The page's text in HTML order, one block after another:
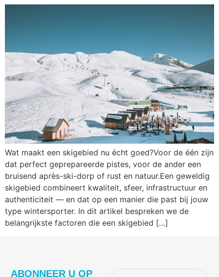
Wat maakt een skigebied nu écht goed?Voor de één zijn
dat perfect geprepareerde pistes, voor de ander een
bruisend après-ski-dorp of rust en natuur.Een geweldig
skigebied combineert kwaliteit, sfeer, infrastructuur en
authenticiteit — en dat op een manier die past bij jouw
type wintersporter. In dit artikel bespreken we de
belangrijkste factoren die een skigebied […]
ABONNEER U OP